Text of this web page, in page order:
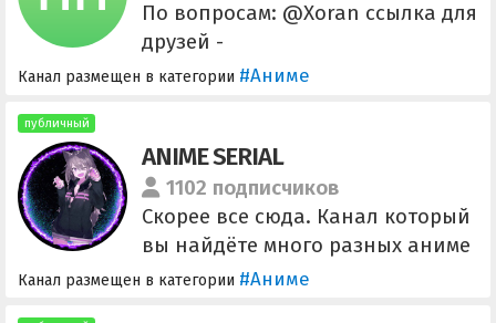
По вопросам: @Xoran ссылка для
друзей -
https://t.me/+jhoRhEEEDF5lOWIy
Канал размещен в категории #Аниме
публичный
ANIME SERIAL
1102 подписчиков
Скорее все сюда. Канал который
вы найдёте много разных аниме
теперь в телеграме . Не ждите
Канал размещен в категории #Аниме